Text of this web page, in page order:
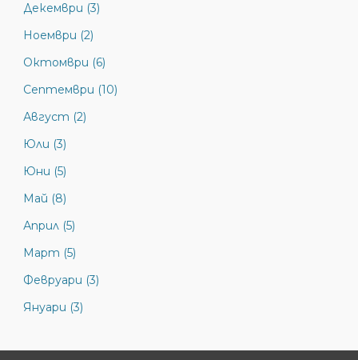
Декември (3)
Ноември (2)
Октомври (6)
Септември (10)
Август (2)
Юли (3)
Юни (5)
Май (8)
Април (5)
Март (5)
Февруари (3)
Януари (3)